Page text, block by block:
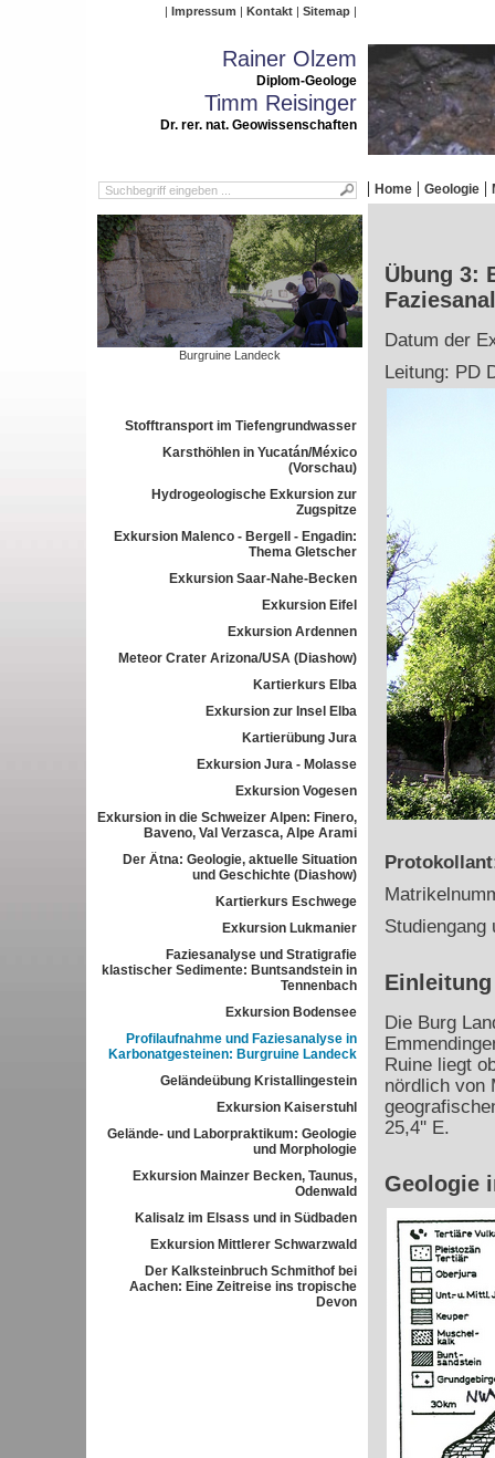
Impressum Kontakt Sitemap
Rainer Olzem
Diplom-Geologe
Timm Reisinger
Dr. rer. nat. Geowissenschaften
Home Geologie
Burgruine Landeck
Stofftransport im Tiefengrundwasser
Karsthöhlen in Yucatán/México
(Vorschau)
Hydrogeologische Exkursion zur
Zugspitze
Exkursion Malenco - Bergell - Engadin:
Thema Gletscher
Exkursion Saar-Nahe-Becken
Exkursion Eifel
Exkursion Ardennen
Meteor Crater Arizona/USA (Diashow)
Kartierkurs Elba
Exkursion zur Insel Elba
Kartierübung Jura
Exkursion Jura - Molasse
Exkursion Vogesen
Exkursion in die Schweizer Alpen: Finero,
Baveno, Val Verzasca, Alpe Arami
Der Ätna: Geologie, aktuelle Situation
und Geschichte (Diashow)
Kartierkurs Eschwege
Exkursion Lukmanier
Faziesanalyse und Stratigrafie
klastischer Sedimente: Buntsandstein in
Tennenbach
Exkursion Bodensee
Profilaufnahme und Faziesanalyse in
Karbonatgesteinen: Burgruine Landeck
Geländeübung Kristallingestein
Exkursion Kaiserstuhl
Gelände- und Laborpraktikum: Geologie
und Morphologie
Exkursion Mainzer Becken, Taunus,
Odenwald
Kalisalz im Elsass und in Südbaden
Exkursion Mittlerer Schwarzwald
Der Kalksteinbruch Schmithof bei
Aachen: Eine Zeitreise ins tropische
Devon
Übung 3:
Datum der
Leitung: PD
Einleitung
Die Burg
Ruine liegt
nördlich von
25,4'' E.
Geologie